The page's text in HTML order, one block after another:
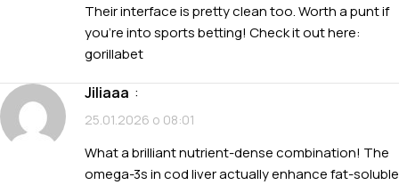
Their interface is pretty clean too. Worth a punt if
you’re into sports betting! Check it out here:
gorillabet
jiliaaa :
25.01.2026 о 08:01
What a brilliant nutrient-dense combination! The
omega-3s in cod liver actually enhance fat-soluble